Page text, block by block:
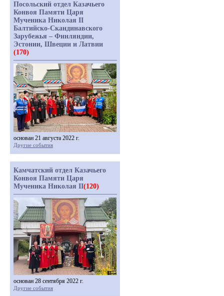
Посольский отдел Казачьего
Конвоя Памяти Царя
Мученика Николая II
Балтийско-Скандинавского
Зарубежья – Финляндии,
Эстонии, Швеции и Латвии
(170)
основан 21 августа 2022 г.
Другие события
Камчатский отдел Казачьего
Конвоя Памяти Царя
Мученика Николая II(120)
основан 28 сентября 2022 г.
Другие события